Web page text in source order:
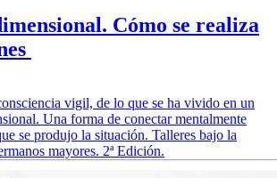
Cómo se realiza
vigil, de lo que se ha vivido en un
Una forma de conectar mentalmente
se produjo la situación. Talleres bajo la
mayores. 2ª Edición.